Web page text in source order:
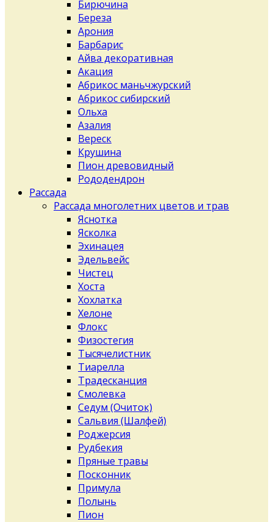
Бирючина
Береза
Арония
Барбарис
Айва декоративная
Акация
Абрикос маньчжурский
Абрикос сибирский
Ольха
Азалия
Вереск
Крушина
Пион древовидный
Рододендрон
Рассада
Рассада многолетних цветов и трав
Яснотка
Ясколка
Эхинацея
Эдельвейс
Чистец
Хоста
Хохлатка
Хелоне
Флокс
Физостегия
Тысячелистник
Тиарелла
Традесканция
Смолевка
Седум (Очиток)
Сальвия (Шалфей)
Роджерсия
Рудбекия
Пряные травы
Посконник
Примула
Полынь
Пион